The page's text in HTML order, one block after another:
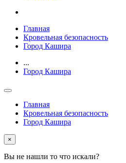
Главная
Кровельная безопасность
Город Кашира
...
Город Кашира
Главная
Кровельная безопасность
Город Кашира
×
Вы не нашли то что искали?